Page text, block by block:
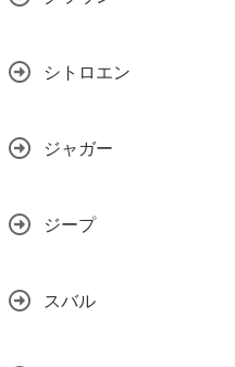
シトロエン
ジャガー
ジープ
スバル